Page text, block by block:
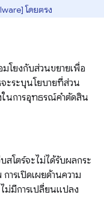
โดยตรง
โยงกับส่วนขยายเพื่อ
ะระบุนโยบายที่ส่วน
ในการอุทธรณ์คำตัดสิน
โตร์จะไม่ได้รับผลกระ
ารเปิดเผยด้านความ
ม่มีการเปลี่ยนแปลง